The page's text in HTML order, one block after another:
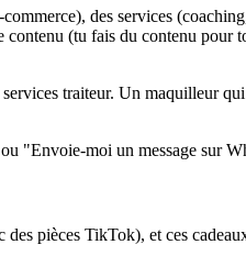
des services
contenu (tu fais du contenu pour
traiteur. Un maquilleur
"Envoie-moi un message sur
pièces TikTok), et ces